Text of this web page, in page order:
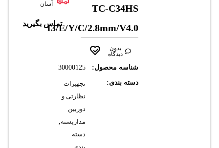
TC-C34HS
I3/E/Y/C/2.8mm/V4.0
بدون
دیدگاه
شناسه محصول: 30000125
دسته بندی:
تجهیزات
نظارتی و
دوربین
مداربسته,
دسته
آسان
تماس بگیرید